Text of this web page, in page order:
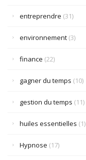
entreprendre (31)
environnement (3)
finance (22)
gagner du temps (10)
gestion du temps (11)
huiles essentielles (1)
Hypnose (17)